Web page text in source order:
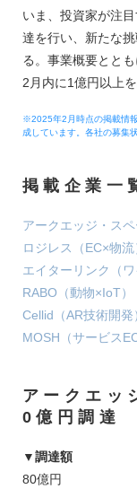
いま、投資家が注
達を行い、新たな
る。事業概要とと
2月内に1億円以上
※2025年2月時点の掲載情
成しています。各社の募集
掲載企業一
アークエッジ・ス
ロジレス（EC×物
エイターリンク（
RABO（動物×IoT）
Cellid（AR技術開
MOSH（サービス
アークエッ
0億円調達
▼調達額
80億円